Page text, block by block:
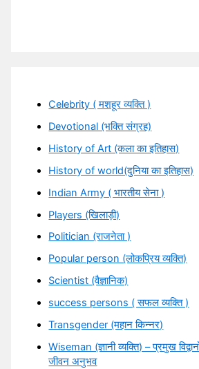
Celebrity ( मशहूर व्यक्ति )
Devotional (भक्ति संग्रह)
History of Art (कला का इतिहास)
History of world(दुनिया का इतिहास)
Indian Army ( भारतीय सेना )
Players (खिलाड़ी)
Politician (राजनेता )
Popular person (लोकप्रिय व्यक्ति)
Scientist (वैज्ञानिक)
success persons ( सफल व्यक्ति )
Transgender (महान किन्नर)
Wiseman (ज्ञानी व्यक्ति) – प्रमुख
जीवन अनुभव